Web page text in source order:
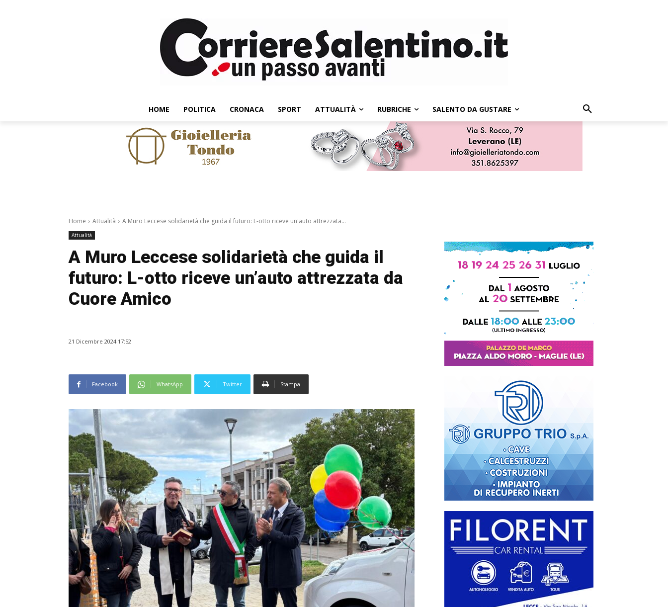
HOME POLITICA CRONACA SPORT ATTUALITÀ RUBRICHE SALENTO DA GUSTARE
Home Attualità A Muro Leccese solidarietà che guida il futuro: L-otto riceve un'auto attrezzata...
Attualità
A Muro Leccese solidarietà che guida il
futuro: L-otto riceve un’auto attrezzata da
Cuore Amico
21 Dicembre 2024 17:52
Facebook WhatsApp Twitter Stampa